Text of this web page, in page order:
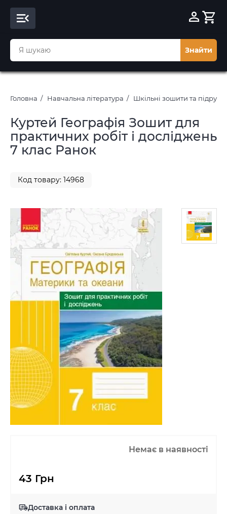
Знайти
Головна Навчальна література Шкільні зошити та
Куртей Географія Зошит для
практичних робіт і досліджень
7 клас Ранок
Код товару: 14968
Немає в наявності
43 Грн
Доставка і оплата